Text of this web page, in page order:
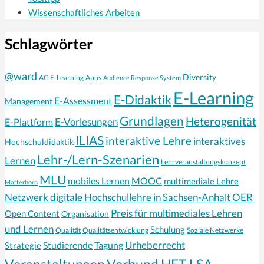
Wissenschaftliches Arbeiten
Schlagwörter
@ward AG E-Learning Apps Audience Response System Diversity
Management E-Assessment E-Didaktik E-Learning
E-Plattform E-Vorlesungen Grundlagen Heterogenität
Hochschuldidaktik ILIASinteraktive Lehreinteraktives
LernenLehr-/Lern-Szenarien Lehrveranstaltungskonzept
Matterhorn MLU mobiles Lernen MOOC multimediale Lehre
Netzwerk digitale Hochschullehre in Sachsen-AnhaltOER
Open Content Organisation Preis für multimediales Lehren
und Lernen Qualität Qualitätsentwicklung Schulung Soziale Netzwerke
StrategieStudierendeTagung Urheberrecht